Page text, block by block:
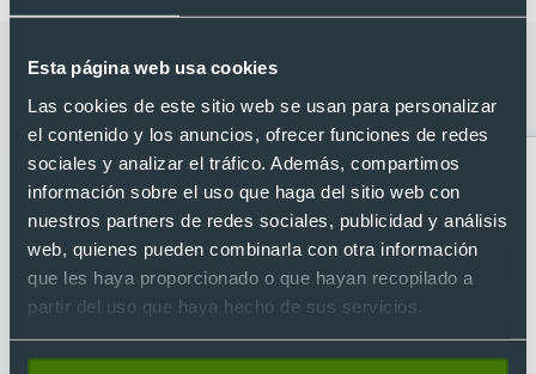
Esta página web usa cookies
Las cookies de este sitio web se usan para personalizar
el contenido y los anuncios, ofrecer funciones de redes
sociales y analizar el tráfico. Además, compartimos
información sobre el uso que haga del sitio web con
nuestros partners de redes sociales, publicidad y análisis
web, quienes pueden combinarla con otra información
que les haya proporcionado o que hayan recopilado a
partir del uso que haya hecho de sus servicios.
Categorías relacionadas con Mochila
saco nevera para personalizar (4 L)
Accesorios de viaje
Bandoleras
personalizadas